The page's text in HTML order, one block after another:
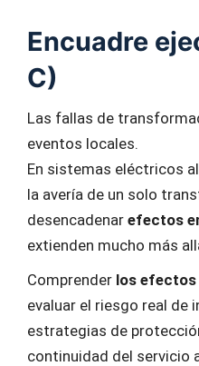
Encuadre
C)
Las fallas de
eventos locales.
En sistemas eléctricos
la avería de un solo
desencadenar efectos
extienden mucho más
Comprender los efectos
evaluar el riesgo real de
estrategias de
continuidad del servicio